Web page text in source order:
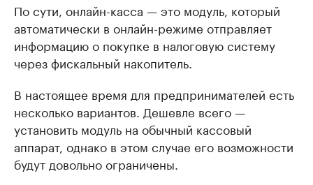
По сути, онлайн-касса — это модуль, который
автоматически в онлайн-режиме отправляет
информацию о покупке в налоговую систему
через фискальный накопитель.
В настоящее время для предпринимателей есть
несколько вариантов. Дешевле всего —
установить модуль на обычный кассовый
аппарат, однако в этом случае его возможности
будут довольно ограничены.